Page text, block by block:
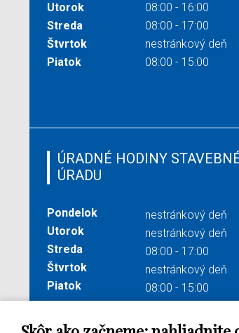
Utorok
08:00 - 16:00
Streda
08:00 - 17:00
Štvrtok
nestránkový deň
Piatok
08:00 - 15:00
ÚRADNÉ HODINY
ÚRADU
Pondelok
nestránkový deň
Utorok
nestránkový deň
Streda
08:00 - 17:00
Štvrtok
nestránkový deň
Piatok
08:00 - 15:00